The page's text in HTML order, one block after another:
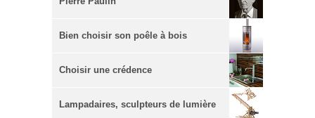
Bien choisir son poêle à bois
Choisir une crédence
Lampadaires, sculpteurs de lumière